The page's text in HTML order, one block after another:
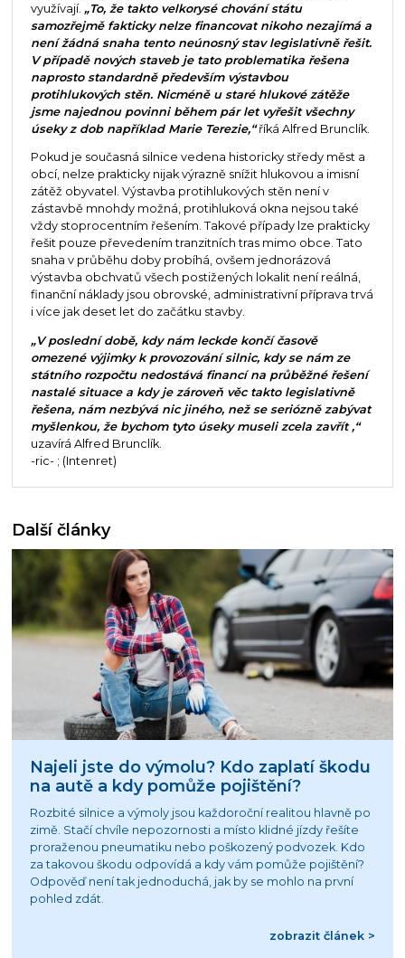
využívají. „To, že takto velkorysé chování státu
samozřejmě fakticky nelze financovat nikoho nezajímá a
není žádná snaha tento neúnosný stav legislativně řešit.
V případě nových staveb je tato problematika řešena
naprosto standardně především výstavbou
protihlukových stěn. Nicméně u staré hlukové zátěže
jsme najednou povinni během pár let vyřešit všechny
úseky z dob například Marie Terezie,“říká Alfred Brunclík.
Pokud je současná silnice vedena historicky středy měst a
obcí, nelze prakticky nijak výrazně snížit hlukovou a imisní
zátěž obyvatel. Výstavba protihlukových stěn není v
zástavbě mnohdy možná, protihluková okna nejsou také
vždy stoprocentním řešením. Takové případy lze prakticky
řešit pouze převedením tranzitních tras mimo obce. Tato
snaha v průběhu doby probíhá, ovšem jednorázová
výstavba obchvatů všech postižených lokalit není reálná,
finanční náklady jsou obrovské, administrativní příprava trvá
i více jak deset let do začátku stavby.
„V poslední době, kdy nám leckde končí časově
omezené výjimky k provozování silnic, kdy se nám ze
státního rozpočtu nedostává financí na průběžné řešení
nastalé situace a kdy je zároveň věc takto legislativně
řešena, nám nezbývá nic jiného, než se seriózně zabývat
myšlenkou, že bychom tyto úseky museli zcela zavřít ,“
uzavírá Alfred Brunclík.
-ric- ; (Intenret)
Další články
Najeli jste do výmolu? Kdo zaplatí škodu
na autě a kdy pomůže pojištění?
Rozbité silnice a výmoly jsou každoroční realitou hlavně po
zimě. Stačí chvíle nepozornosti a místo klidné jízdy řešíte
proraženou pneumatiku nebo poškozený podvozek. Kdo
za takovou škodu odpovídá a kdy vám pomůže pojištění?
Odpověď není tak jednoduchá, jak by se mohlo na první
pohled zdát.
zobrazit článek >